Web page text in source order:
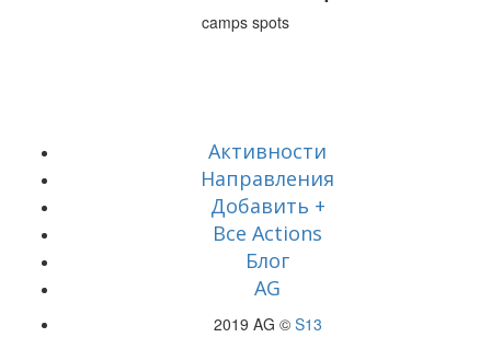
camps spots
Активности
Направления
Добавить +
Все Actions
Блог
AG
2019 AG © S13